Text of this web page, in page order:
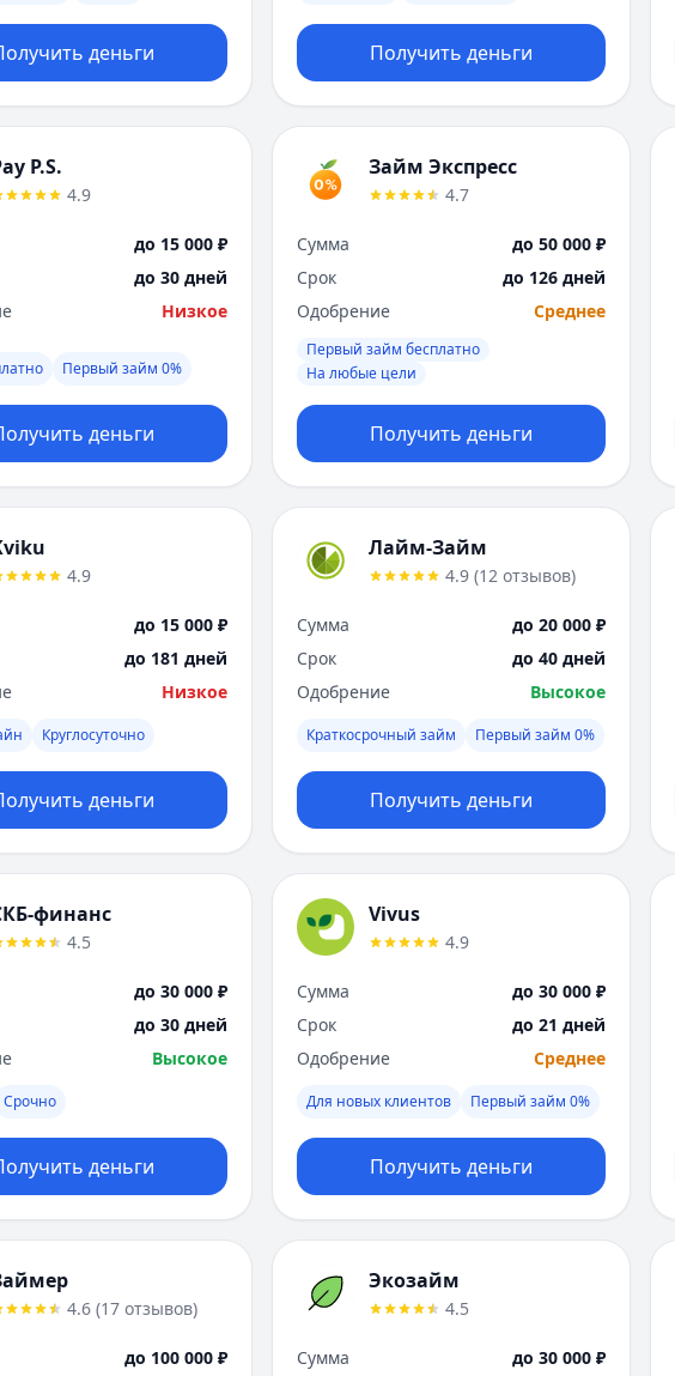
деньги Получить деньги
P.S.
4.9
до 15 000 ₽
до 30 дней
Низкое
Первый займ 0%
деньги
Займ Экспресс
4.7
Сумма
до 50 000 ₽
Срок
до 126 дней
Одобрение
Среднее
Первый займ бесплатно
На любые цели
Получить деньги
4.9
до 15 000 ₽
до 181 дней
Низкое
Круглосуточно
деньги
Лайм-Займ
4.9 (12 отзывов)
Сумма
до 20 000 ₽
Срок
до 40 дней
Одобрение
Высокое
Краткосрочный займ Первый займ 0%
Получить деньги
финанс
4.5
до 30 000 ₽
до 30 дней
Высокое
Срочно
деньги
Vivus
4.9
Сумма
до 30 000 ₽
Срок
до 21 дней
Одобрение
Среднее
Для новых клиентов Первый займ 0%
Получить деньги
4.6 (17 отзывов)
до 100 000 ₽
Экозайм
4.5
Сумма до 30 000 ₽